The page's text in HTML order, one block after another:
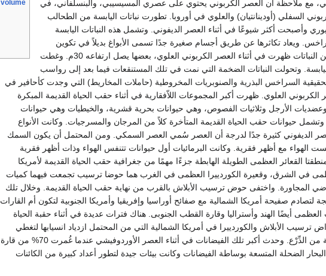
volume
مع ملاحظة أن العصر الكربوني يحتوي على عصري المسيسيبي، والبنسلفاني، في
السفلي (أودينانتيان) والعلوي في أوروبا. تطورت نباتات اليابسة من الطحالب
وأصبحت أكثر شيوعًا في أثناء العصر الديفوني. وتشمل هذه النباتات اليابسة
ويعاد تكاثرها عن طريق أجسام صغيرة جدًا تسمى الأبواغ بديلاً في تكوين
البذور. هناك أشكال مختلفة من النباتات ظهرت في أثناء العصر الكربوني العلوي، بعضها يصل ارتفاعه 30م. وغطت
وتحولت النباتات الضخمة التي نمت في تلك المستنقعات فيما بعد إلى رواسب
الحقيقية السراخس البذرية والصنوبريات المخروطية (حاملات المخاريط) التي وجدت كأحافير في
العلوي. ظهرت أكبر المجموعات اللاّفقارية في أثناء حقب الحياة القديمة المبكرة
الأرجل وثلاثيات الفصوص، وهي حيوانات بحرية قشرية، والخيطيات وهي حيوانات
حيوانات حقب الحياة القديمة المتأخرة كلاً من المرجان والمسرجيات. وكانت الأنواع
الديفوني كثيرة جدًا لدرجة أن العصر سُمي العصر السمكي. ومن المحتمل أن يكون السمك
الهواء مع أظهر فقرية. وكانت البرمائيات أول حيوانات تتنفس الهواء وذات أظهر فقرية
القعائر العظمى الطويلة الهابطة جزءًا مهمًا من جغرافية حقب الحياة القديمة لأمريكا
في الشرق، وقعيرة الكوردييرا العظمى في الغرب هما حوضا ترسيب تجمعت فيهما كميات
المجاورة. واختفى حوض ترسيب الأبلاش بالقرب من نهاية حقب الحياة القديمة. وخلال تلك
لتصادم صفيحة أمريكا الشمالية مع صفائح أوراسيا وإفريقيا وأمريكا الجنوبية لتكون أم القارات
أيضًا الهند وأستراليا وقارة القطب الجنوبى. هناك فترات عديدة في أثناء حقبة الحياة
ترسيب الأبلاش والكوردييرا في أمريكا الشمالية التي من المحتمل ازدياد انسيابها لتغطي
المناطق المنخفضة والمنبسطة من الدِّرْع. وحدث أكبر تلك الفيضانات في أثناء العصر الأوردوفيشي عندما غُمرت 70% من قارة
الضحلة المتسعة بوساطة الفيضانات وكانت بيئات جيدة لتطور أعداد كبيرة من الكائنات